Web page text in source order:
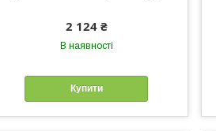
2 124 ₴
В наявності
Купити